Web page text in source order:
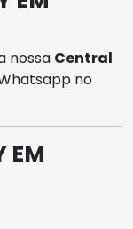
nossa Central
no
EM